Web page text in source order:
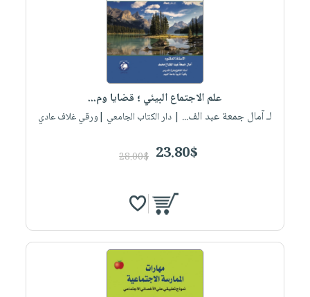
علم الاجتماع البيئي ؛ قضايا وم...
لـ آمال جمعة عبد الف... | دار الكتاب الجامعي |ورقي غلاف عادي
23.80$
28.00$